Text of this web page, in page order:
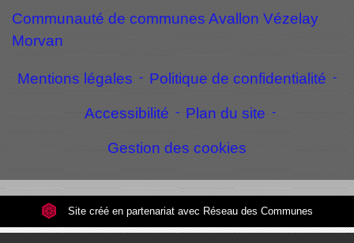
Communauté de communes Avallon Vézelay
Morvan
Mentions légales - Politique de confidentialité -
Accessibilité - Plan du site -
Gestion des cookies
Site créé en partenariat avec Réseau des Communes